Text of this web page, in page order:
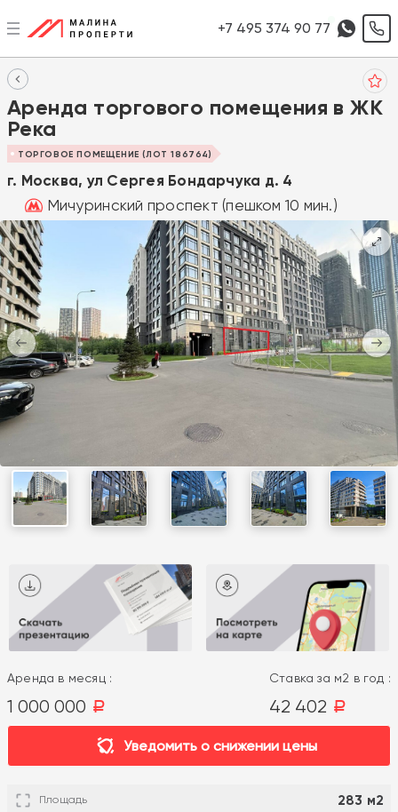
+7 495 374 90 77
Аренда торгового помещения в ЖК
Река
ТОРГОВОЕ ПОМЕЩЕНИЕ (ЛОТ 186764)
г. Москва, ул Сергея Бондарчука д. 4
Мичуринский проспект (пешком 10 мин.)
Аренда в месяц :
1 000 000 a
Ставка за м2 в год :
42 402 a
Уведомить о снижении цены
Площадь 283 м2